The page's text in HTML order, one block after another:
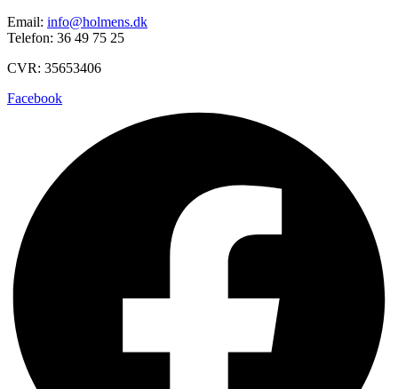
Email: info@holmens.dk
Telefon: 36 49 75 25
CVR: 35653406
Facebook